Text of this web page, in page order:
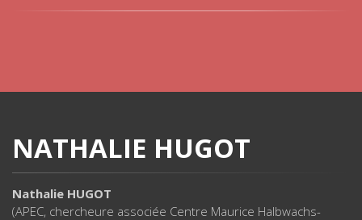
NATHALIE HUGOT
Nathalie HUGOT
(APEC, chercheure associée Centre Maurice Halbwachs-